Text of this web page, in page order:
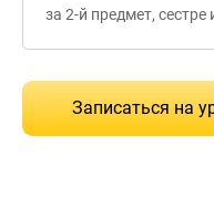
за 2-й предмет, сестре
Записаться на